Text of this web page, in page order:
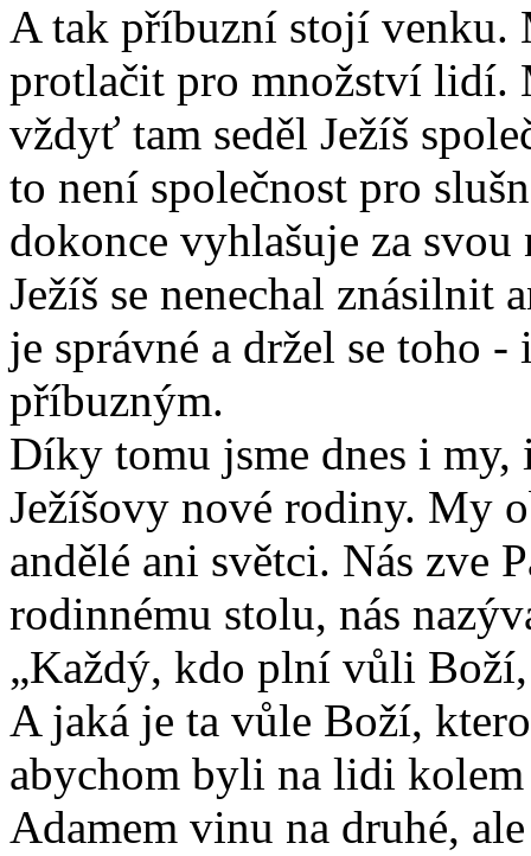
A tak příbuzní stojí venku.
protlačit pro množství lidí.
vždyť tam seděl Ježíš
to není společnost pro
dokonce vyhlašuje za
Ježíš se nenechal znásilnit
je správné a držel se toho
příbuzným.
Díky tomu jsme dnes i my,
Ježíšovy nové rodiny. My
andělé ani světci. Nás zve
rodinnému stolu, nás
„Každý, kdo plní vůli Boží,
A jaká je ta vůle Boží,
abychom byli na lidi kolem
Adamem vinu na druhé,